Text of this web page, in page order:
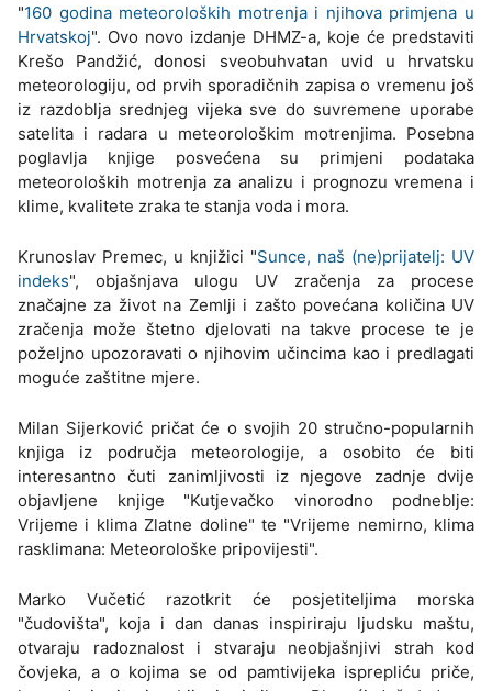
"160 godina meteoroloških motrenja i njihova primjena u
Hrvatskoj". Ovo novo izdanje DHMZ-a, koje će predstaviti
Krešo Pandžić, donosi sveobuhvatan uvid u hrvatsku
meteorologiju, od prvih sporadičnih zapisa o vremenu još
iz razdoblja srednjeg vijeka sve do suvremene uporabe
satelita i radara u meteorološkim motrenjima. Posebna
poglavlja knjige posvećena su primjeni podataka
meteoroloških motrenja za analizu i prognozu vremena i
klime, kvalitete zraka te stanja voda i mora.
Krunoslav Premec, u knjižici "Sunce, naš (ne)prijatelj: UV
indeks", objašnjava ulogu UV zračenja za procese
značajne za život na Zemlji i zašto povećana količina UV
zračenja može štetno djelovati na takve procese te je
poželjno upozoravati o njihovim učincima kao i predlagati
moguće zaštitne mjere.
Milan Sijerković pričat će o svojih 20 stručno-popularnih
knjiga iz područja meteorologije, a osobito će biti
interesantno čuti zanimljivosti iz njegove zadnje dvije
objavljene knjige "Kutjevačko vinorodno podneblje:
Vrijeme i klima Zlatne doline" te "Vrijeme nemirno, klima
rasklimana: Meteorološke pripovijesti".
Marko Vučetić razotkrit će posjetiteljima morska
"čudovišta", koja i dan danas inspiriraju ljudsku maštu,
otvaraju radoznalost i stvaraju neobjašnjivi strah kod
čovjeka, a o kojima se od pamtivijeka isprepliću priče,